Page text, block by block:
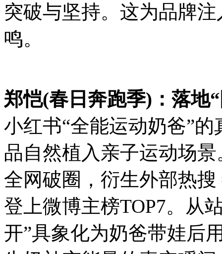
突破与坚持。这为品牌
鸣。
郑恺(春日奔跑季)：落地
小红书“全能运动奶爸”
品自然植入亲子运动场
全网破圈，衍生外部热
登上微博主榜TOP7。从
开”具象化为奶爸带娃后